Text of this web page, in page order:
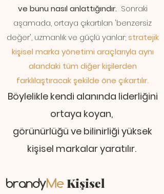
ve bunu nasıl anlattığındır. Sonraki
aşamada, ortaya çıkartılan 'benzersiz
değer', uzmanlık ve güçlü yanlar;stratejik
kişisel marka yönetimi araçlarıyla aynı
alandaki tüm diğer kişilerden
farklılaştıracak şekilde öne çıkartılır.
Böylelikle kendi alanında liderliğini
ortaya koyan,
görünürlüğü ve bilinirliği yüksek
kişisel markalar yaratılır.
brandyMe Kişisel